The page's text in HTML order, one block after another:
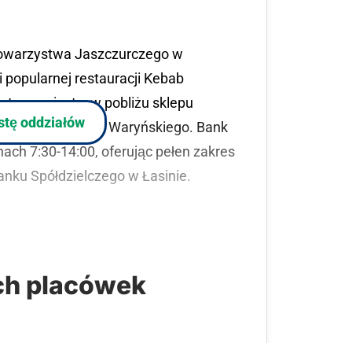
Jaszczurczego w
popularnej restauracji Kebab
miasta, w pobliżu sklepu
ulicy Ludwika Waryńskiego. Bank
7:30-14:00, oferując pełen zakres
Spółdzielczego w Łasinie.
oddziałów
placówek